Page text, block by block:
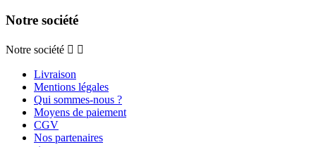
Notre société
Notre société  
Livraison
Mentions légales
Qui sommes-nous ?
Moyens de paiement
CGV
Nos partenaires